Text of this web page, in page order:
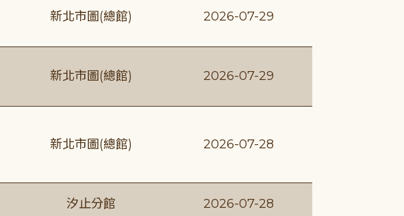
新北市圖(總館) 2026-07-29
新北市圖(總館) 2026-07-29
新北市圖(總館) 2026-07-28
汐止分館 2026-07-28